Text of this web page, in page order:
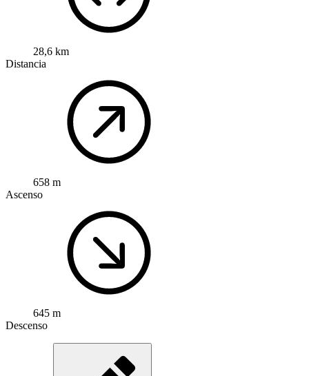
28,6 km
Distancia
658 m
Ascenso
645 m
Descenso